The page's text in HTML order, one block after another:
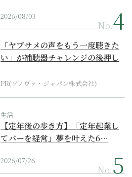
2026/08/03
No.
「ヤブサメの声をもう一度聴きた
い」が補聴器チャレンジの後押し
PR(ソノヴァ・ジャパン株式会社)
生活
【定年後の歩き方】「定年起業し
てバーを経営」夢を叶えた6…
2026/07/26
No.